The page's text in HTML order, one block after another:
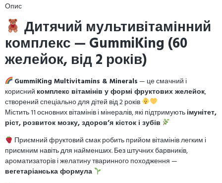
Опис
Дитячий мультивітамінний
комплекс — GummiKing (60
желейок, від 2 років)
GummiKing Multivitamins & Minerals— це смачний і
корисний комплекс вітамінів у формі фруктових желейок,
створений спеціально для дітей від 2 років
Містить 11 основних вітамінів і мінералів, які підтримуютьімунітет,
ріст, розвиток мозку, здоров’я кісток і зубів
Приємний фруктовий смак робить прийом вітамінів легким і
приємним навіть для найменших. Без штучних барвників,
ароматизаторів і желатину тваринного походження —
вегетаріанська формула